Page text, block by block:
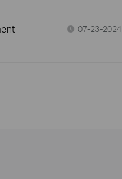
07-23-2024